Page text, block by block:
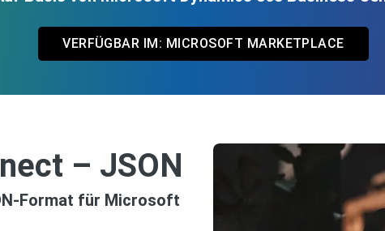
VERFÜGBAR IM: MICROSOFT MARKETPLACE
– JSON
Format für Microsoft